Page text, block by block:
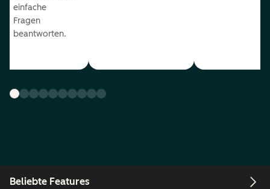
einfache
Fragen
beantworten.
Beliebte Features